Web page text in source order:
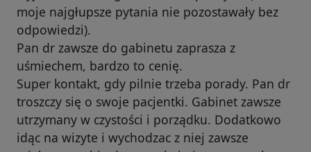
moje najgłupsze pytania nie pozostawały bez
odpowiedzi).
Pan dr zawsze do gabinetu zaprasza z
uśmiechem, bardzo to cenię.
Super kontakt, gdy pilnie trzeba porady. Pan dr
troszczy się o swoje pacjentki. Gabinet zawsze
utrzymany w czystości i porządku. Dodatkowo
idąc na wizyte i wychodzac z niej zawsze